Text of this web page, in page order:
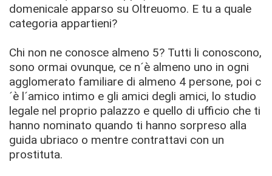
domenicale apparso su Oltreuomo. E tu a quale
categoria appartieni?
Chi non ne conosce almeno 5? Tutti li conoscono,
sono ormai ovunque, ce n´è almeno uno in ogni
agglomerato familiare di almeno 4 persone, poi c
´è l´amico intimo e gli amici degli amici, lo studio
legale nel proprio palazzo e quello di ufficio che ti
hanno nominato quando ti hanno sorpreso alla
guida ubriaco o mentre contrattavi con un
prostituta.